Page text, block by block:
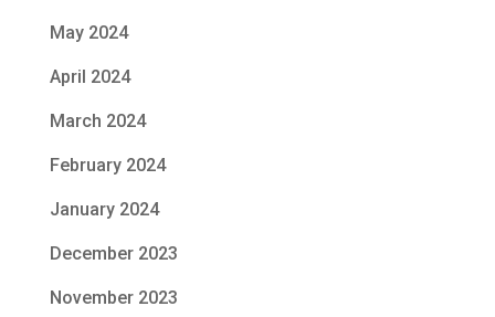
May 2024
April 2024
March 2024
February 2024
January 2024
December 2023
November 2023